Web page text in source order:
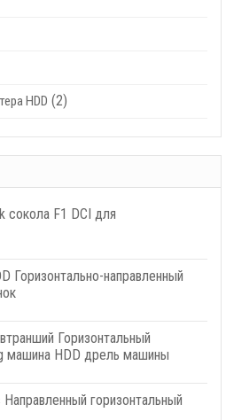
HDD (2)
сокола F1 DCI для
Горизонтально-направленный
Горизонтальный
машина HDD дрель машины
горизонтальный